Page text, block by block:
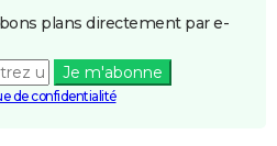
plans directement par e-
Je m'abonne
de confidentialité